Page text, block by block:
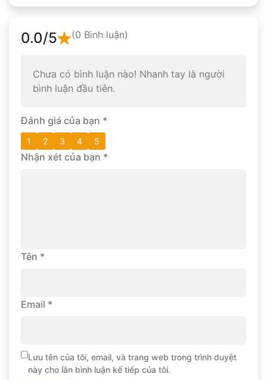
0.0/5 (0 Bình luận)
Chưa có bình luận nào! Nhanh tay là người
bình luận đầu tiên.
Đánh giá của bạn *
1 2 3 4 5
Nhận xét của bạn *
Tên *
Email *
Lưu tên của tôi, email, và trang web trong trình duyệt
này cho lần bình luận kế tiếp của tôi.